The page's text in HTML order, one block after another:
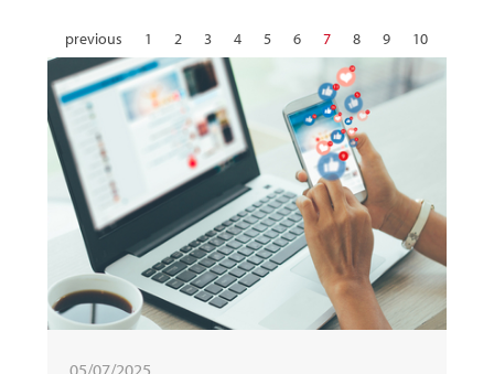
previous 1 2 3 4 5 6 7 8 9
10
11
12 13 14 15 18
20
23 25 27 28 29
next
05/07/2025